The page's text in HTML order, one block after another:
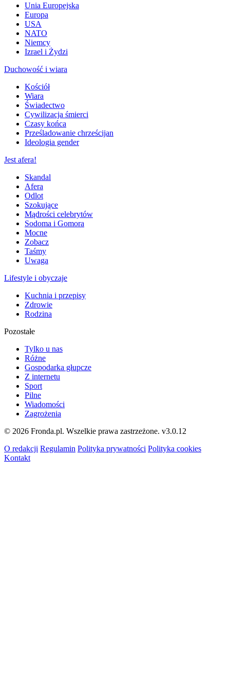
Unia Europejska
Europa
USA
NATO
Niemcy
Izrael i Żydzi
Duchowość i wiara
Kościół
Wiara
Świadectwo
Cywilizacja śmierci
Czasy końca
Prześladowanie chrześcijan
Ideologia gender
Jest afera!
Skandal
Afera
Odlot
Szokujące
Mądrości celebrytów
Sodoma i Gomora
Mocne
Zobacz
Taśmy
Uwaga
Lifestyle i obyczaje
Kuchnia i przepisy
Zdrowie
Rodzina
Pozostałe
Tylko u nas
Różne
Gospodarka głupcze
Z internetu
Sport
Pilne
Wiadomości
Zagrożenia
© 2026 Fronda.pl. Wszelkie prawa zastrzeżone. v3.0.12
O redakcji Regulamin Polityka prywatności Polityka cookies
Kontakt